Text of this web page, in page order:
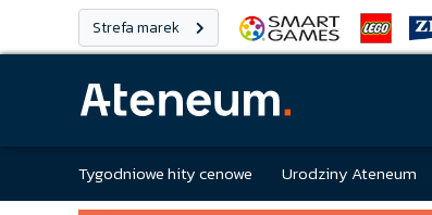
Strefa marek
Tygodniowe hity cenowe Urodziny Ateneum